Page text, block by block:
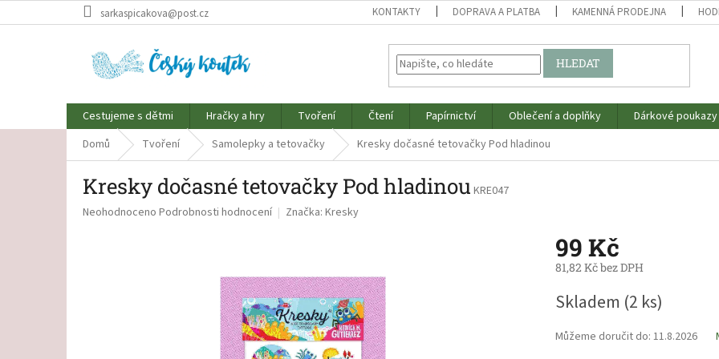
na
sarkaspicakova@post.cz KONTAKTY DOPRAVA A PLATBA KAMENNÁ PRODEJNA
HLEDAT
Cestujeme s dětmi Hračky a hry Tvoření Čtení Papírnictví Oblečení a doplňky Dárkové poukazy
Domů
Tvoření Samolepky a tetovačky Kresky dočasné tetovačky Pod hladinou
Kresky dočasné tetovačky Pod hladinou KRE047
Průměrné
Neohodnoceno Podrobnosti hodnocení Značka: Kresky
99 Kč
81,82 Kč bez DPH
cena:
Skladem (2 ks)
Můžeme doručit do: 11.8.2026